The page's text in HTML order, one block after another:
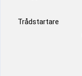
Trådstartare